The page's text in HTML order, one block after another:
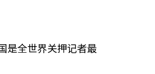
是全世界关押记者最